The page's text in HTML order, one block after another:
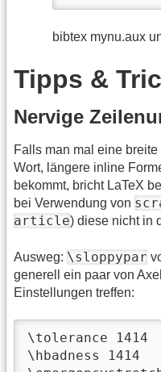
bibtex mynu.aux
Tipps &
Nervige
Falls man mal eine
Wort, längere inline
bekommt, bricht LaTeX
bei Verwendung von
article) diese nicht in
Ausweg: \sloppypar
generell ein paar von
Einstellungen treffen:
\tolerance
\hbadness